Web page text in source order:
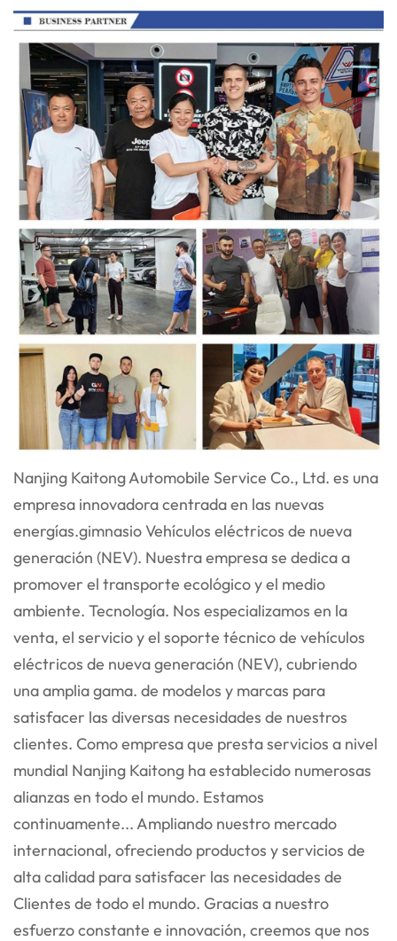
Nanjing Kaitong Automobile Service Co., Ltd. es una
empresa innovadora centrada en las nuevas
energías.gimnasioVehículos eléctricos de nueva
generación (NEV). Nuestra empresa se dedica a
promover el transporte ecológico y el medio
ambiente. Tecnología. Nos especializamos en la
venta, el servicio y el soporte técnico de vehículos
eléctricos de nueva generación (NEV), cubriendo
una amplia gama. de modelos y marcas para
satisfacer las diversas necesidades de nuestros
clientes. Como empresa que presta servicios a nivel
mundial Nanjing Kaitong ha establecido numerosas
alianzas en todo el mundo. Estamos
continuamente... Ampliando nuestro mercado
internacional, ofreciendo productos y servicios de
alta calidad para satisfacer las necesidades de
Clientes de todo el mundo. Gracias a nuestro
esfuerzo constante e innovación, creemos que nos